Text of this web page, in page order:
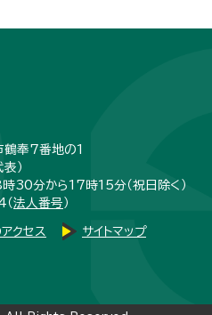
奉7番地の1
）
30分から17時15分（祝日除く）
法人番号 ）
クセス
サイトマップ